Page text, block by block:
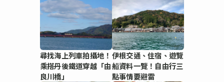
尋找海上列車拍攝地！
乘搭丹後鐵道穿越「由
良川橋」
伊根交通、住宿、遊覽
船資料一覽！自由行三
點事情要避雷